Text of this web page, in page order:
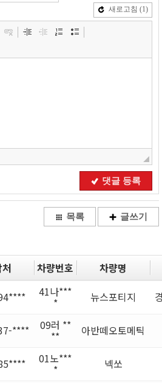
새로고침 (1)
댓글 등록
목록 글쓰기
차량번호
차량명
41나***
* 뉴스포티지
**** 09러 **
** 아반떼오토메틱
01노***
* 넥쏘